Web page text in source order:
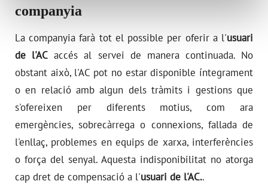
companyia
La companyia farà tot el possible per oferir a l'usuari
de l'AC accés al servei de manera continuada. No
obstant això, l'AC pot no estar disponible íntegrament
o en relació amb algun dels tràmits i gestions que
s'ofereixen per diferents motius, com ara
emergències, sobrecàrrega o connexions, fallada de
l'enllaç, problemes en equips de xarxa, interferències
o força del senyal. Aquesta indisponibilitat no atorga
cap dret de compensació a l'usuari de l'AC..